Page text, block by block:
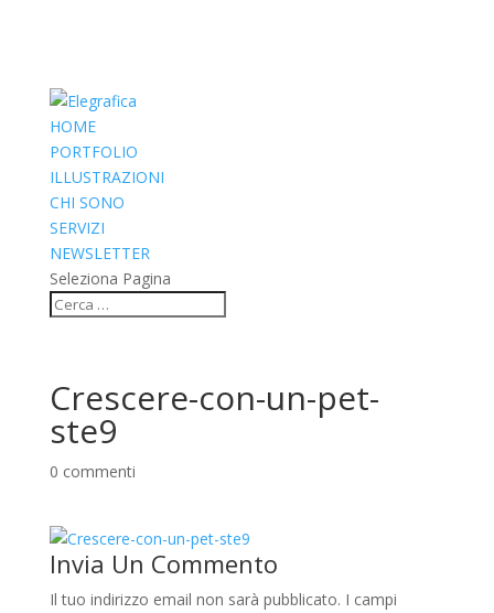
HOME
PORTFOLIO
ILLUSTRAZIONI
CHI SONO
SERVIZI
NEWSLETTER
Seleziona Pagina
Crescere-con-un-pet-
ste9
0 commenti
Invia Un Commento
Il tuo indirizzo email non sarà pubblicato. I campi